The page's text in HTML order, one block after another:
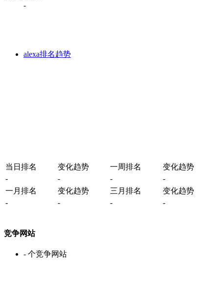
-
alexa排名趋势
当日排名 变化趋势 一周排名
变化趋势
-
- -
-
一月排名
变化趋势 三月排名
变化趋势
-
- - -
竞争网站
- 个竞争网站